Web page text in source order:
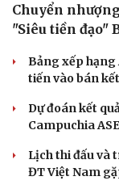
Chuyển
"Siêu tiền đạo"
Bảng xếp hạng
tiến vào bán kết
Dự đoán kết
Campuchia
Lịch thi đấu và
ĐT Việt Nam